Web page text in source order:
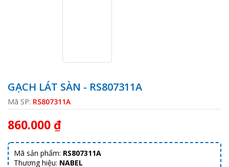
GẠCH LÁT SÀN - RS807311A
Mã SP: RS807311A
860.000 ₫
Mã sản phẩm: RS807311A
Thương hiệu: NABEL